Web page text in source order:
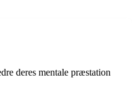
deres mentale præstation